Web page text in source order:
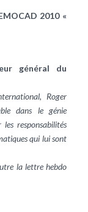
2010 «
général du
Roger
dans le génie
responsabilités
qui lui sont
la lettre hebdo